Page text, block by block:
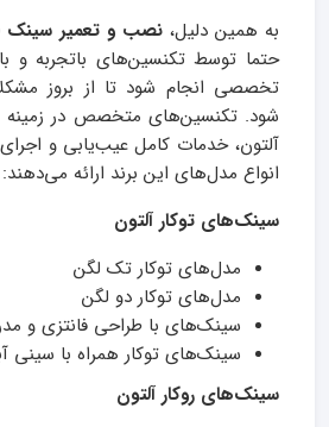
به همین دلیل، نصب و تعمیر سینک
حتما توسط تکنسین‌های باتجربه و با
تخصصی انجام شود تا از بروز
شود. تکنسین‌های متخصص در
آلتون، خدمات کامل عیب‌یابی و
انواع مدل‌های این برند ارائه می‌دهند:
سینک‌های توکار آلتون
مدل‌های توکار تک لگن
مدل‌های توکار دو لگن
سینک‌های با طراحی فانتزی و
سینک‌های توکار همراه با سینی
سینک‌های روکار آلتون